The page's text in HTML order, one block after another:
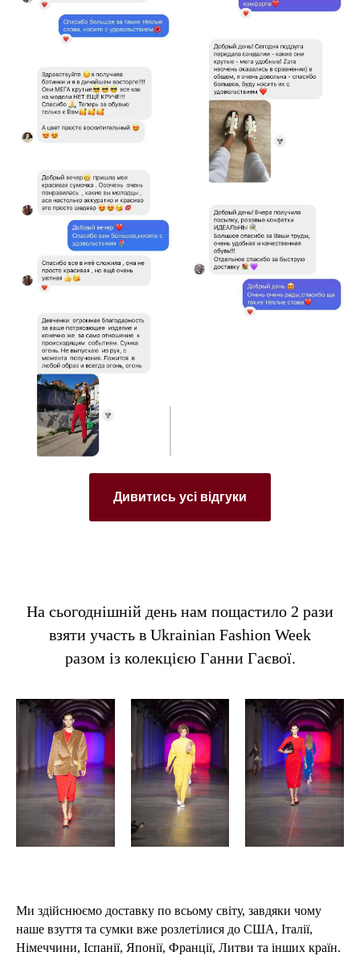
Дивитись усі відгуки
На сьогоднішній день нам пощастило 2 рази
взяти участь в Ukrainian Fashion Week
разом із колекцією Ганни Гаєвої.
Ми здійснюємо доставку по всьому світу, завдяки чому
наше взуття та сумки вже розлетілися до США, Італії,
Німеччини, Іспанії, Японії, Франції, Литви та інших країн.